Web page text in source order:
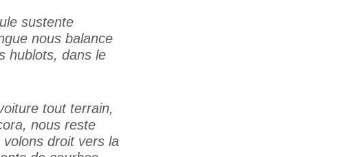
sustente
nous balance
hublots, dans le
tout terrain,
nous reste
droit vers la